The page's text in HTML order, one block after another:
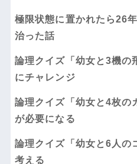
極限状態に置かれたら26
治った話
論理クイズ「幼女と3機の
にチャレンジ
論理クイズ「幼女と4枚の
が必要になる
論理クイズ「幼女と6人の
考える